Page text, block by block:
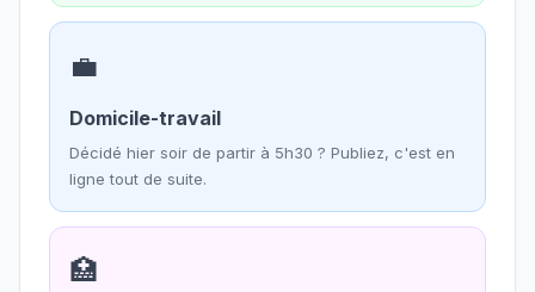
💼
Domicile-travail
Décidé hier soir de partir à 5h30 ? Publiez, c'est en
ligne tout de suite.
🏥